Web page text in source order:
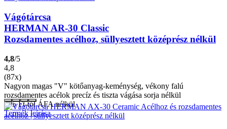
Vágótárcsa
HERMAN AR-30 Classic
Rozsdamentes acélhoz, süllyesztett középrész nélkül
4,8/5
4,8
(87x)
Nagyon magas "V" kötőanyag-keménység, vékony falú
rozsdamentes acélok precíz és tiszta vágása sorja nélkül
295Ft-tól ÁFA nélkül
Termék leírása